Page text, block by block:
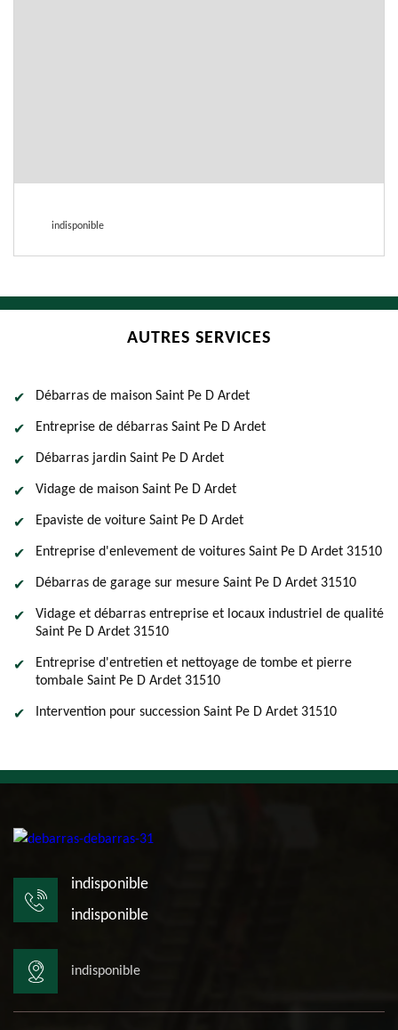
indisponible
AUTRES SERVICES
Débarras de maison Saint Pe D Ardet
Entreprise de débarras Saint Pe D Ardet
Débarras jardin Saint Pe D Ardet
Vidage de maison Saint Pe D Ardet
Epaviste de voiture Saint Pe D Ardet
Entreprise d'enlevement de voitures Saint Pe D Ardet 31510
Débarras de garage sur mesure Saint Pe D Ardet 31510
Vidage et débarras entreprise et locaux industriel de qualité
Saint Pe D Ardet 31510
Entreprise d'entretien et nettoyage de tombe et pierre
tombale Saint Pe D Ardet 31510
Intervention pour succession Saint Pe D Ardet 31510
indisponible
indisponible
indisponible